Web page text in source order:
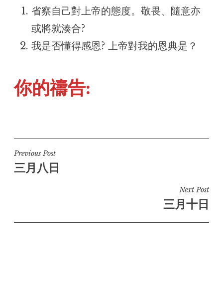
省察自己對上帝的態度。敬畏、隨意亦
或將就湊合?
我是否懂得感恩? 上帝對我的恩典是？
你的禱告:
Post
navigation
Previous Post
三月八日
Next Post
三月十日